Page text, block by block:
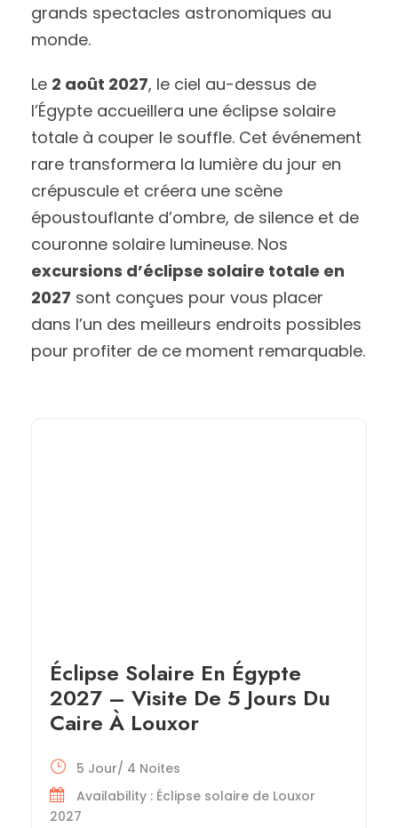
grands spectacles astronomiques au
monde.
Le 2 août 2027, le ciel au-dessus de
l’Égypte accueillera une éclipse solaire
totale à couper le souffle. Cet événement
rare transformera la lumière du jour en
crépuscule et créera une scène
époustouflante d’ombre, de silence et de
couronne solaire lumineuse. Nos
excursions d’éclipse solaire totale en
2027 sont conçues pour vous placer
dans l’un des meilleurs endroits possibles
pour profiter de ce moment remarquable.
Éclipse Solaire En Égypte
2027 – Visite De 5 Jours Du
Caire À Louxor
5 Jour/ 4 Noites
Availability : Éclipse solaire de Louxor
2027